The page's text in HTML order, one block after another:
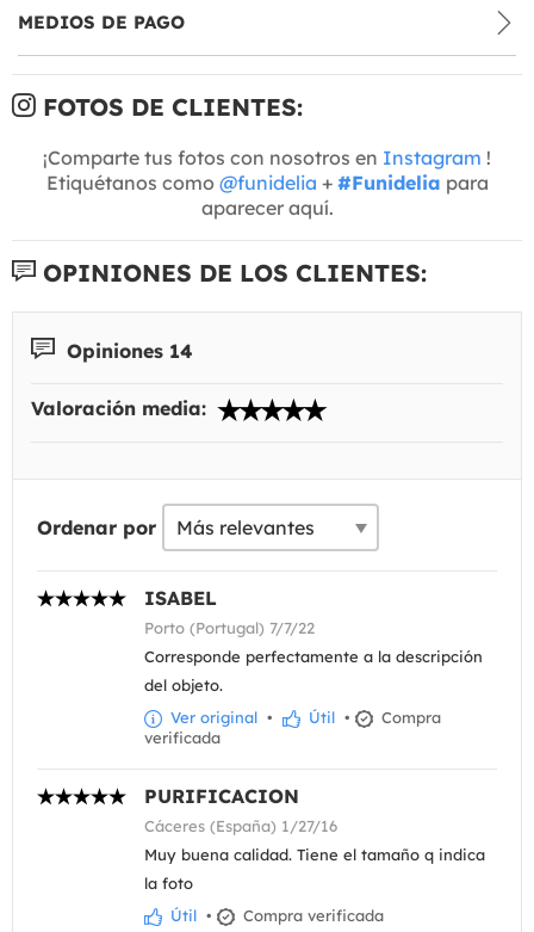
MEDIOS DE PAGO
FOTOS DE CLIENTES:
¡Comparte tus fotos con nosotros en Instagram !
Etiquétanos como @funidelia + #Funidelia para
aparecer aquí.
OPINIONES DE LOS CLIENTES:
Opiniones 14
Valoración media:
Ordenar por
ISABEL
Porto (Portugal) 7/7/22
Corresponde perfectamente a la descripción
del objeto.
Ver original • Útil •
Compra
verificada
PURIFICACION
Cáceres (España) 1/27/16
Muy buena calidad. Tiene el tamaño q indica
la foto
Útil • Compra verificada